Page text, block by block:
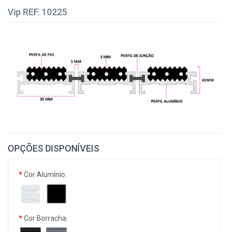
Vip REF. 10225
OPÇÕES DISPONÍVEIS
Cor Alumínio:
Cor Borracha: